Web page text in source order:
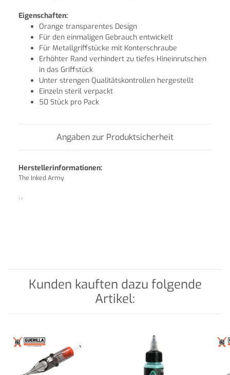
Eigenschaften:
Orange transparentes Design
Für den einmaligen Gebrauch entwickelt
Für Metallgriffstücke mit Konterschraube
Erhöhter Rand verhindert zu tiefes Hineinrutschen
in das Griffstück
Unter strengen Qualitätskontrollen hergestellt
Einzeln steril verpackt
50 Stück pro Pack
Angaben zur Produktsicherheit
Herstellerinformationen:
The Inked Army
, ,
Kunden kauften dazu folgende
Artikel: